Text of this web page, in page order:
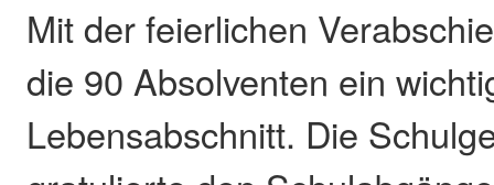
Mit der feierlichen
die 90 Absolventen ein
Lebensabschnitt. Die